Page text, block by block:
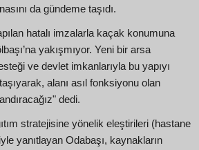
da gündeme taşıdı.
hatalı imzalarla kaçak konumuna
yakışmıyor. Yeni bir arsa
ve devlet imkanlarıyla bu yapıyı
alanı asıl fonksiyonu olan
dedi.
stratejisine yönelik eleştirileri (hastane
yanıtlayan Odabaşı, kaynakların